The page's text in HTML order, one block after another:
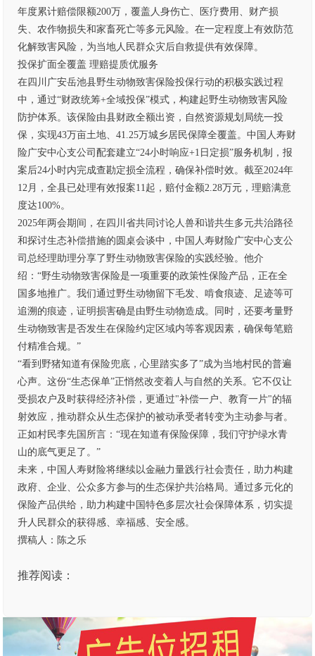
年度累计赔偿限额200万，覆盖人身伤亡、医疗费用、财产损
失、农作物损失和家畜死亡等多元风险。在一定程度上有效防范
化解致害风险，为当地人民群众灾后自救提供有效保障。
投保扩面全覆盖 理赔提质优服务
在四川广安岳池县野生动物致害保险投保行动的积极实践过程
中，通过“财政统筹+全域投保”模式，构建起野生动物致害风险
防护体系。该保险由县财政全额出资，自然资源规划局统一投
保，实现43万亩土地、41.25万城乡居民保障全覆盖。中国人寿财
险广安中心支公司配套建立“24小时响应+1日定损”服务机制，报
案后24小时内完成查勘定损全流程，确保补偿时效。截至2024年
12月，全县已处理有效报案11起，赔付金额2.28万元，理赔满意
度达100%。
2025年两会期间，在四川省共同讨论人兽和谐共生多元共治路径
和探讨生态补偿措施的圆桌会谈中，中国人寿财险广安中心支公
司总经理助理分享了野生动物致害保险的实践经验。他介
绍：“野生动物致害保险是一项重要的政策性保险产品，正在全
国多地推广。我们通过野生动物留下毛发、啃食痕迹、足迹等可
追溯的痕迹，证明损害确是由野生动物造成。同时，还要考量野
生动物致害是否发生在保险约定区域内等客观因素，确保每笔赔
付精准合规。”
“看到野猪知道有保险兜底，心里踏实多了”成为当地村民的普遍
心声。这份“生态保单”正悄然改变着人与自然的关系。它不仅让
受损农户及时获得经济补偿，更通过"补偿一户、教育一片"的辐
射效应，推动群众从生态保护的被动承受者转变为主动参与者。
正如村民李先国所言：“现在知道有保险保障，我们守护绿水青
山的底气更足了。”
未来，中国人寿财险将继续以金融力量践行社会责任，助力构建
政府、企业、公众多方参与的生态保护共治格局。通过多元化的
保险产品供给，助力构建中国特色多层次社会保障体系，切实提
升人民群众的获得感、幸福感、安全感。
撰稿人：陈之乐
推荐阅读：